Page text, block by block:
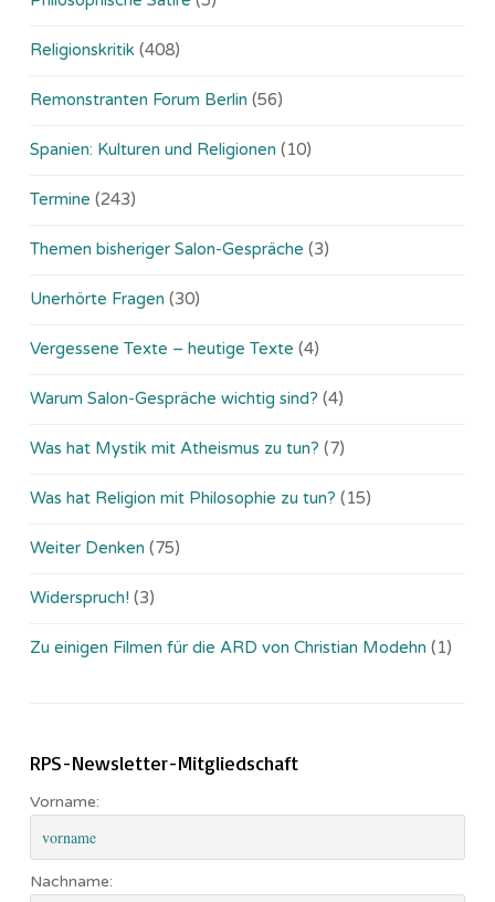
Religionskritik (408)
Remonstranten Forum Berlin (56)
Spanien: Kulturen und Religionen (10)
Termine (243)
Themen bisheriger Salon-Gespräche (3)
Unerhörte Fragen (30)
Vergessene Texte – heutige Texte (4)
Warum Salon-Gespräche wichtig sind? (4)
Was hat Mystik mit Atheismus zu tun? (7)
Was hat Religion mit Philosophie zu tun? (15)
Weiter Denken (75)
Widerspruch! (3)
Zu einigen Filmen für die ARD von Christian Modehn (1)
RPS-Newsletter-Mitgliedschaft
Vorname:
Nachname: